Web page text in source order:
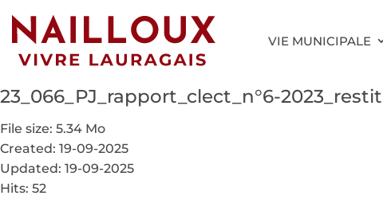
VIE MUNICIPALE
23_066_PJ_rapport_clect_n°6-
File size: 5.34 Mo
Created: 19-09-2025
Updated: 19-09-2025
Hits: 52